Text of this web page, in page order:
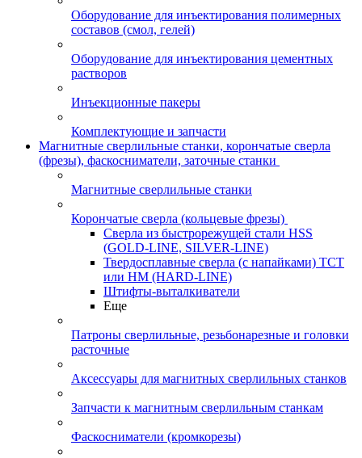
Оборудование для инъектирования полимерных
составов (смол, гелей)
Оборудование для инъектирования цементных
растворов
Инъекционные пакеры
Комплектующие и запчасти
Магнитные сверлильные станки, корончатые сверла
(фрезы), фаскосниматели, заточные станки
Магнитные сверлильные станки
Корончатые сверла (кольцевые фрезы)
Сверла из быстрорежущей стали HSS
(GOLD-LINE, SILVER-LINE)
Твердосплавные сверла (с напайками) ТСТ
или HM (HARD-LINE)
Штифты-выталкиватели
Еще
Патроны сверлильные, резьбонарезные и головки
расточные
Аксессуары для магнитных сверлильных станков
Запчасти к магнитным сверлильным станкам
Фаскосниматели (кромкорезы)